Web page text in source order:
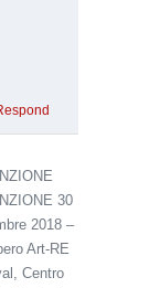
30
2018 –
Art-RE
Centro